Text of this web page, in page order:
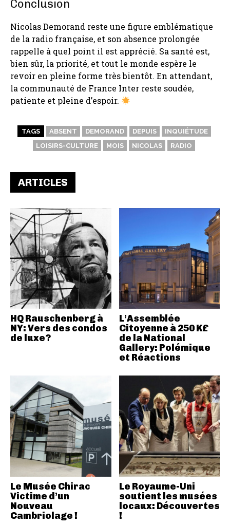
Conclusion
Nicolas Demorand reste une figure emblématique
de la radio française, et son absence prolongée
rappelle à quel point il est apprécié. Sa santé est,
bien sûr, la priorité, et tout le monde espère le
revoir en pleine forme très bientôt. En attendant,
la communauté de France Inter reste soudée,
patiente et pleine d’espoir.
TAGS ABSENT DEMORAND DEPUIS
INQUIÉTUDE
LOISIRS-CULTURE
MOIS NICOLAS RADIO
ARTICLES
HQ Rauschenberg à
NY: Vers des condos
de luxe?
L’Assemblée
Citoyenne à 250 K£
de la National
Gallery: Polémique
et Réactions
Le Musée Chirac
Victime d’un
Nouveau
Cambriolage !
Le Royaume-Uni
soutient les musées
locaux: Découvertes
!